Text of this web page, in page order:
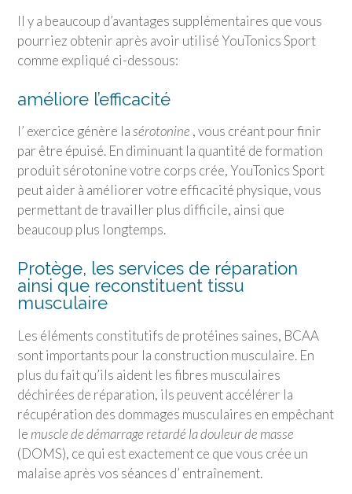
Il y a beaucoup d’avantages supplémentaires que vous
pourriez obtenir après avoir utilisé YouTonics Sport
comme expliqué ci-dessous:
améliore l’efficacité
l’ exercice génère lasérotonine , vous créant pour finir
par être épuisé. En diminuant la quantité de formation
produit sérotonine votre corps crée, YouTonics Sport
peut aider à améliorer votre efficacité physique, vous
permettant de travailler plus difficile, ainsi que
beaucoup plus longtemps.
Protège, les services de réparation
ainsi que reconstituent tissu
musculaire
Les éléments constitutifs de protéines saines, BCAA
sont importants pour la construction musculaire. En
plus du fait qu’ils aident les fibres musculaires
déchirées de réparation, ils peuvent accélérer la
récupération des dommages musculaires en empêchant
le muscle de démarrage retardé la douleur de masse
(DOMS), ce qui est exactement ce que vous crée un
malaise après vos séances d’ entraînement.